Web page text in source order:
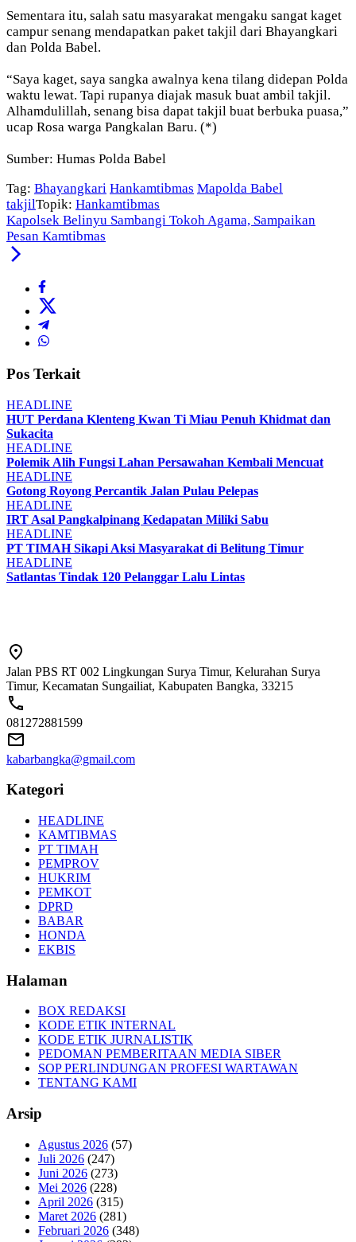
Sementara itu, salah satu masyarakat mengaku sangat kaget
campur senang mendapatkan paket takjil dari Bhayangkari
dan Polda Babel.
“Saya kaget, saya sangka awalnya kena tilang didepan Polda
waktu lewat. Tapi rupanya diajak masuk buat ambil takjil.
Alhamdulillah, senang bisa dapat takjil buat berbuka puasa,”
ucap Rosa warga Pangkalan Baru. (*)
Sumber: Humas Polda Babel
Tag: Bhayangkari Hankamtibmas Mapolda Babel
takjilTopik: Hankamtibmas
Kapolsek Belinyu Sambangi Tokoh Agama, Sampaikan
Pesan Kamtibmas
Pos Terkait
HEADLINE
HUT Perdana Klenteng Kwan Ti Miau Penuh Khidmat dan
Sukacita
HEADLINE
Polemik Alih Fungsi Lahan Persawahan Kembali Mencuat
HEADLINE
Gotong Royong Percantik Jalan Pulau Pelepas
HEADLINE
IRT Asal Pangkalpinang Kedapatan Miliki Sabu
HEADLINE
PT TIMAH Sikapi Aksi Masyarakat di Belitung Timur
HEADLINE
Satlantas Tindak 120 Pelanggar Lalu Lintas
Jalan PBS RT 002 Lingkungan Surya Timur, Kelurahan Surya
Timur, Kecamatan Sungailiat, Kabupaten Bangka, 33215
081272881599
kabarbangka@gmail.com
Kategori
HEADLINE
KAMTIBMAS
PT TIMAH
PEMPROV
HUKRIM
PEMKOT
DPRD
BABAR
HONDA
EKBIS
Halaman
BOX REDAKSI
KODE ETIK INTERNAL
KODE ETIK JURNALISTIK
PEDOMAN PEMBERITAAN MEDIA SIBER
SOP PERLINDUNGAN PROFESI WARTAWAN
TENTANG KAMI
Arsip
Agustus 2026 (57)
Juli 2026 (247)
Juni 2026 (273)
Mei 2026 (228)
April 2026 (315)
Maret 2026 (281)
Februari 2026 (348)